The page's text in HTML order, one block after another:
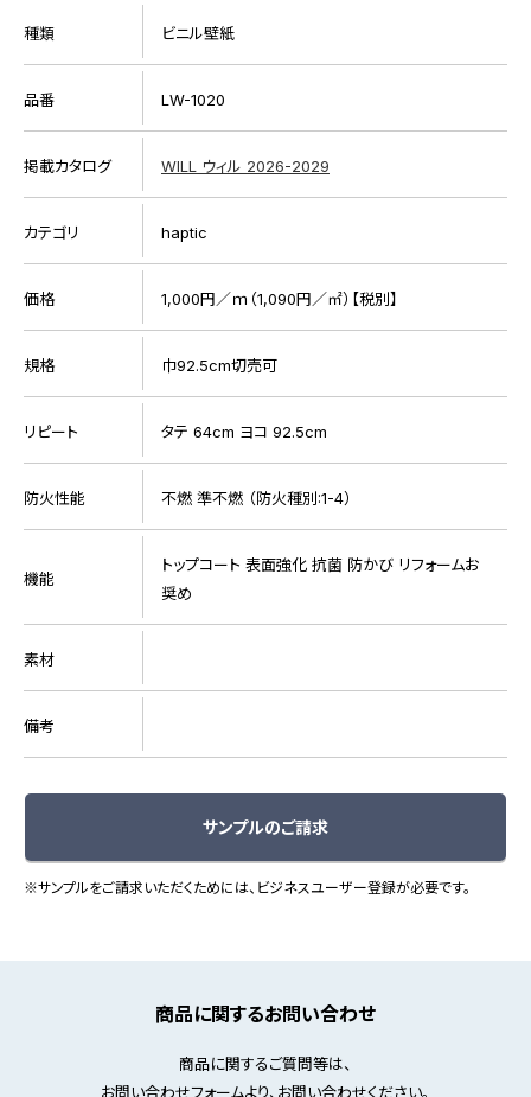
種類 ビニル壁紙
品番 LW-1020
掲載カタログ WILL ウィル 2026-2029
カテゴリ haptic
価格 1,000円／ｍ（1,090円／㎡）【税別】
規格 巾92.5cm切売可
リピート タテ 64cm ヨコ 92.5cm
防火性能 不燃 準不燃 （防火種別:1-4）
機能
トップコート 表面強化 抗菌 防かび リフォームお
奨め
素材
備考
サンプルのご請求
※サンプルをご請求いただくためには、ビジネスユーザー登録が必要です。
商品に関するお問い合わせ
商品に関するご質問等は、
お問い合わせフォームより、お問い合わせください。